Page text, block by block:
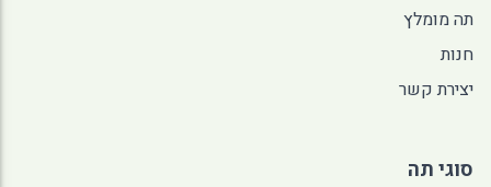
תה מומלץ
חנות
יצירת קשר
סוגי תה